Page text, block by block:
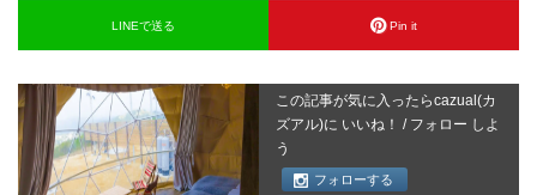
LINEで送る Pin it
この記事が気に入ったらcazual(カ
ズアル)に いいね！ / フォロー しよ
う
フォローする